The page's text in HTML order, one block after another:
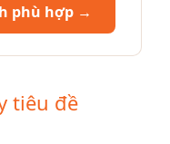
phù hợp →
tiêu đề